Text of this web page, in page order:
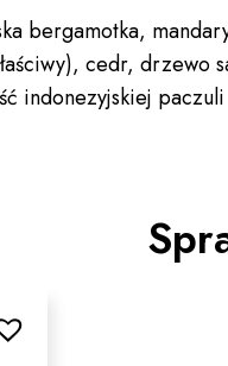
bergamotka,
cedr, drzewo
indonezyjskiej paczuli